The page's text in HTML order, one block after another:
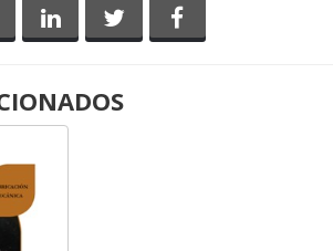
Compartir en Pinterest
Compartir en LinkedIn
Compartir en Twitter